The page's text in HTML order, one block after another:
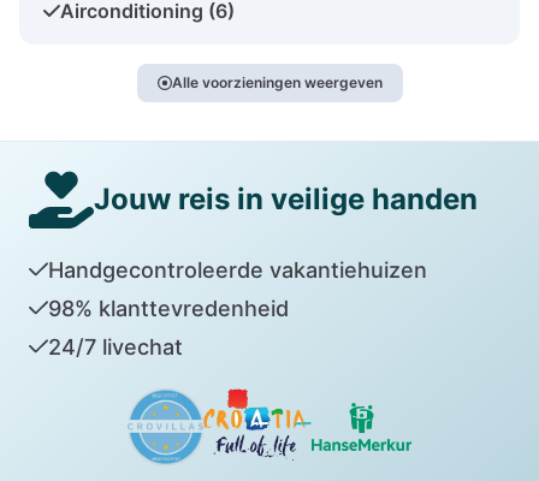
Airconditioning (6)
Alle voorzieningen weergeven
Jouw reis in veilige handen
Handgecontroleerde vakantiehuizen
98% klanttevredenheid
24/7 livechat